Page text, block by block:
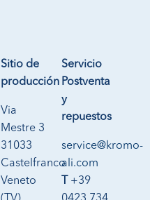
Sitio de
producción
Via
Mestre 3
31033
Castelfranco
Veneto
Servicio
Postventa
y
repuestos
service@kromo-
ali.com
+39